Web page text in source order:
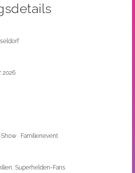
2026
· Familienevent
Superhelden-Fans